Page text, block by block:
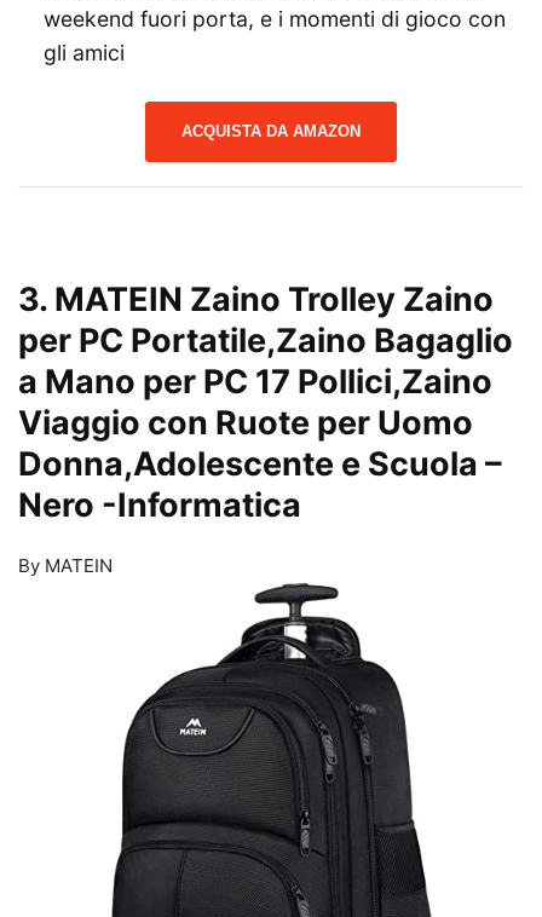
weekend fuori porta, e i momenti di gioco con
gli amici
ACQUISTA DA AMAZON
3. MATEIN Zaino Trolley Zaino
per PC Portatile,Zaino Bagaglio
a Mano per PC 17 Pollici,Zaino
Viaggio con Ruote per Uomo
Donna,Adolescente e Scuola –
Nero -Informatica
By MATEIN